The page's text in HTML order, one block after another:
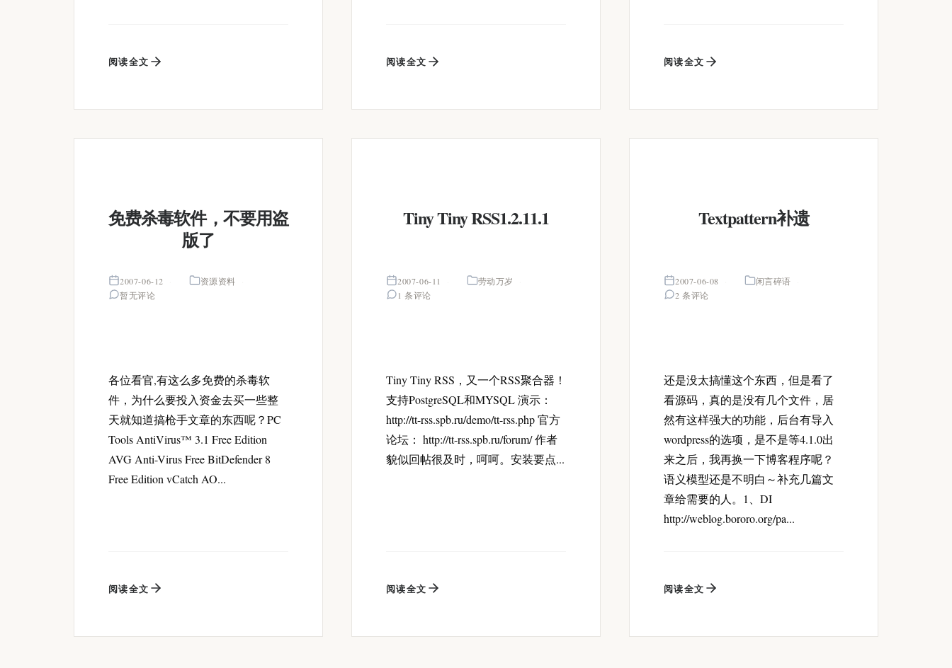
阅读全文 阅读全文 阅读全文
免费杀毒软件，不要用盗
版了
2007-06-12
资源资料
暂无评论
各位看官,有这么多免费的杀毒软
件，为什么要投入资金去买一些整
天就知道搞枪手文章的东西呢？PC
Tools AntiVirus™ 3.1 Free Edition
AVG Anti-Virus Free BitDefender 8
Free Edition vCatch AO...
阅读全文
Tiny Tiny RSS1.2.11.1
2007-06-11
劳动万岁
1 条评论
Tiny Tiny RSS，又一个RSS聚合器！
支持PostgreSQL和MYSQL 演示：
http://tt-rss.spb.ru/demo/tt-rss.php 官方
论坛： http://tt-rss.spb.ru/forum/ 作者
貌似回帖很及时，呵呵。安装要点...
阅读全文
Textpattern补遗
2007-06-08
闲言碎语
2 条评论
还是没太搞懂这个东西，但是看了
看源码，真的是没有几个文件，居
然有这样强大的功能，后台有导入
wordpress的选项，是不是等4.1.0出
来之后，我再换一下博客程序呢？
语义模型还是不明白～补充几篇文
章给需要的人。1、DI
http://weblog.bororo.org/pa...
阅读全文